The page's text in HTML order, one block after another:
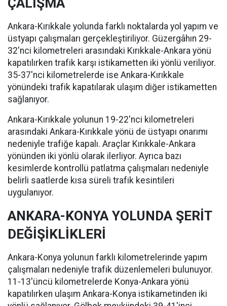
ÇALIŞMA
Ankara-Kırıkkale yolunda farklı noktalarda yol yapım ve
üstyapı çalışmaları gerçekleştiriliyor. Güzergâhın 29-
32'nci kilometreleri arasındaki Kırıkkale-Ankara yönü
kapatılırken trafik karşı istikametten iki yönlü veriliyor.
35-37'nci kilometrelerde ise Ankara-Kırıkkale
yönündeki trafik kapatılarak ulaşım diğer istikametten
sağlanıyor.
Ankara-Kırıkkale yolunun 19-22'nci kilometreleri
arasındaki Ankara-Kırıkkale yönü de üstyapı onarımı
nedeniyle trafiğe kapalı. Araçlar Kırıkkale-Ankara
yönünden iki yönlü olarak ilerliyor. Ayrıca bazı
kesimlerde kontrollü patlatma çalışmaları nedeniyle
belirli saatlerde kısa süreli trafik kesintileri
uygulanıyor.
ANKARA-KONYA YOLUNDA ŞERİT
DEĞİŞİKLİKLERİ
Ankara-Konya yolunun farklı kilometrelerinde yapım
çalışmaları nedeniyle trafik düzenlemeleri bulunuyor.
11-13'üncü kilometrelerde Konya-Ankara yönü
kapatılırken ulaşım Ankara-Konya istikametinden iki